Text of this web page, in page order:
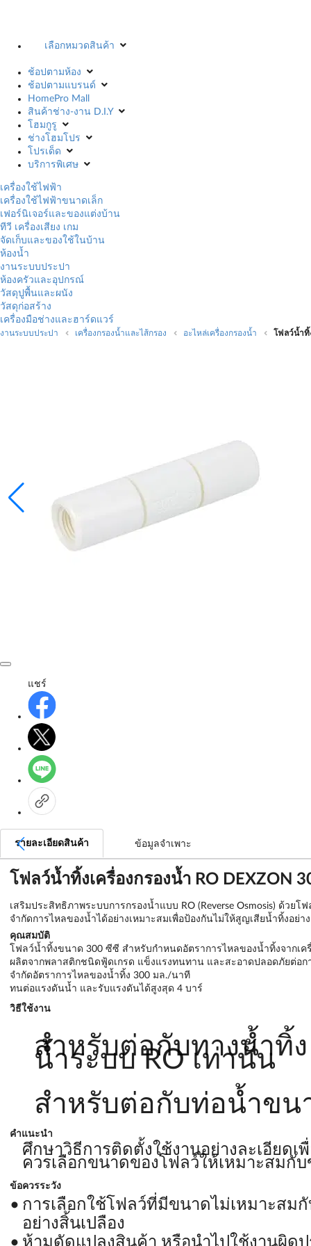
เลือกหมวดสินค้า
ช้อปตามห้อง
ช้อปตามแบรนด์
HomePro Mall
สินค้าช่าง-งาน D.I.Y
โฮมกูรู
ช่างโฮมโปร
โปรเด็ด
บริการพิเศษ
เครื่องใช้ไฟฟ้า
เครื่องใช้ไฟฟ้าขนาดเล็ก
เฟอร์นิเจอร์และของแต่งบ้าน
ทีวี เครื่องเสียง เกม
จัดเก็บและของใช้ในบ้าน
ห้องน้ำ
งานระบบประปา
ห้องครัวและอุปกรณ์
วัสดุปูพื้นและผนัง
วัสดุก่อสร้าง
เครื่องมือช่างและฮาร์ดแวร์
งานระบบประปา เครื่องกรองน้ำและไส้กรอง อะไหล่เครื่องกรองน้ำ โฟลว์น้ำทิ้
แชร์
รายละเอียดสินค้า ข้อมูลจำเพาะ
โฟลว์น้ำทิ้งเครื่องกรองน้ำ RO DEXZON
เสริมประสิทธิภาพระบบการกรองน้ำแบบ RO (Reverse Osmosis) ด้ว
จำกัดการไหลของน้ำได้อย่างเหมาะสมเพื่อป้องกันไม่ให้สูญเสียน้ำทิ้งอย่า
คุณสมบัติ
โฟลว์น้ำทิ้งขนาด 300 ซีซี สำหรับกำหนดอัตราการไหลของน้ำทิ้งจากเครื่
ผลิตจากพลาสติกชนิดฟู้ดเกรด แข็งแรงทนทาน และสะอาดปลอดภัยต่อก
จำกัดอัตราการไหลของน้ำทิ้ง 300 มล./นาที
ทนต่อแรงดันน้ำ และรับแรงดันได้สูงสุด 4 บาร์
วิธีใช้งาน
สำหรับต่อกับทางน้ำทิ้
น้ำระบบ RO เท่านั้น
สำหรับต่อกับท่อน้ำขน
คำแนะนำ
ศึกษาวิธีการติดตั้งใช้งานอย่างละเอียดเ
ควรเลือกขนาดของโฟลว์ให้เหมาะสมกั
ข้อควรระวัง
การเลือกใช้โฟลว์ที่มีขนาดไม่เหมาะสม
อย่างสิ้นเปลือง